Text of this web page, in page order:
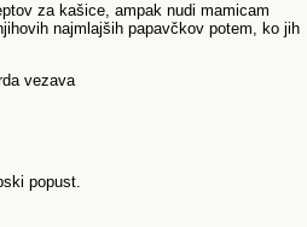
za kašice, ampak nudi mamicam
najmlajših papavčkov potem, ko jih
vezava
popust.